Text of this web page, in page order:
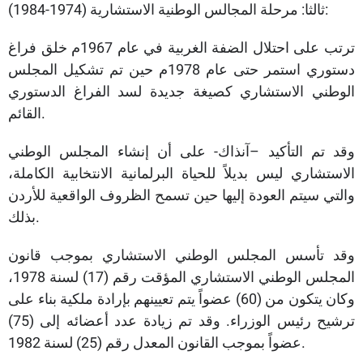
ثالثا: مرحلة المجالس الوطنية الاستشارية (1974-1984):
ترتب على احتلال الضفة الغربية في عام 1967م خلق فراغ
دستوري استمر حتى عام 1978م حين تم تشكيل المجلس
الوطني الاستشاري كصيغة جديدة لسد الفراغ الدستوري
القائم.
وقد تم التأكيد –آنذاك- على أن إنشاء المجلس الوطني
الاستشاري ليس بديلاً للحياة البرلمانية الانتخابية الكاملة،
والتي سيتم العودة إليها حين تسمح الظروف الواقعية للأردن
بذلك.
وقد تأسس المجلس الوطني الاستشاري بموجب قانون
المجلس الوطني الاستشاري المؤقت رقم (17) لسنة 1978،
وكان يتكون من (60) عضواً يتم تعيينهم بإرادة ملكية بناء على
ترشيح رئيس الوزراء. وقد تم زيادة عدد أعضائه إلى (75)
عضواً بموجب القانون المعدل رقم (25) لسنة 1982.